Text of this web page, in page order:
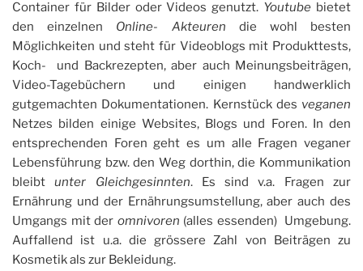
Container für Bilder oder Videos genutzt. Youtube bietet
den einzelnen Online- Akteuren die wohl besten
Möglichkeiten und steht für Videoblogs mit Produkttests,
Koch- und Backrezepten, aber auch Meinungsbeiträgen,
Video-Tagebüchern und einigen handwerklich
gutgemachten Dokumentationen. Kernstück des veganen
Netzes bilden einige Websites, Blogs und Foren. In den
entsprechenden Foren geht es um alle Fragen veganer
Lebensführung bzw. den Weg dorthin, die Kommunikation
bleibtunter Gleichgesinnten. Es sind v.a. Fragen zur
Ernährung und der Ernährungsumstellung, aber auch des
Umgangs mit der omnivoren (alles essenden) Umgebung.
Auffallend ist u.a. die grössere Zahl von Beiträgen zu
Kosmetik als zur Bekleidung.